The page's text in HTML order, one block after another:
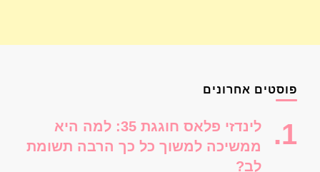
פוסטים אחרונים
לינדזי פלאס חוגגת 35: למה היא
ממשיכה למשוך כל כך הרבה תשומת
לב?